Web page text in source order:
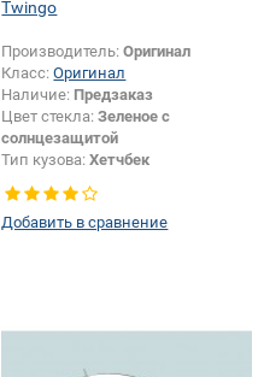
Twingo
Производитель:Оригинал
Класс:Оригинал
Наличие: Предзаказ
Цвет стекла:Зеленое с
солнцезащитой
Тип кузова:Хетчбек
Изменение шелкографии +
крепления или положения
зеркала + логотипа спец.
Добавить в сравнение